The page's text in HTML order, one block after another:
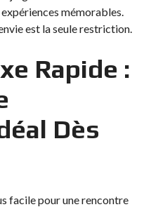
mémorables.
est la seule restriction.
Rapide :
Dès
facile pour une rencontre